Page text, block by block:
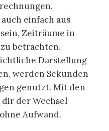
einfach aus
Zeiträume in
betrachten.
Darstellung
werden Sekunden
genutzt. Mit den
der Wechsel
Aufwand.